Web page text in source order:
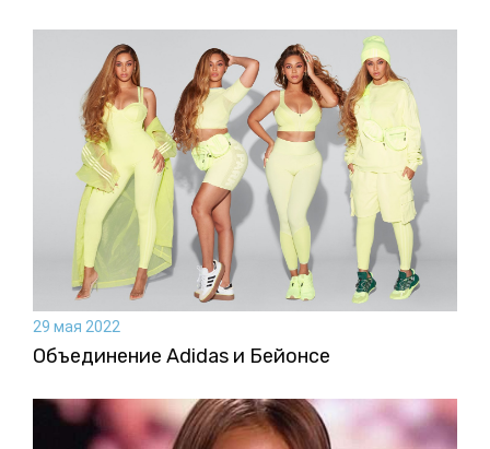
29 мая 2022
Объединение Adidas и Бейонсе